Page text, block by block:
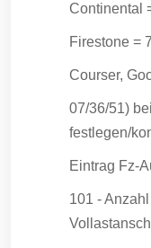
Continental
Firestone =
Courser,
07/36/51)
festlegen/
Eintrag Fz-
101 -